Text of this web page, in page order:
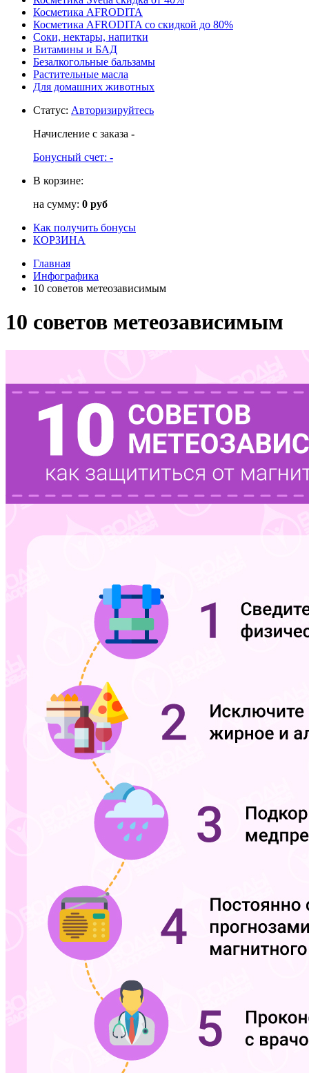
Косметика AFRODITA
Косметика AFRODITA со скидкой до 80%
Соки, нектары, напитки
Витамины и БАД
Безалкогольные бальзамы
Растительные масла
Для домашних животных
Статус: Авторизируйтесь
Начисление с заказа -
Бонусный счет: -
В корзине:
на сумму: 0 руб
Как получить бонусы
КОРЗИНА
Главная
Инфографика
10 советов метеозависимым
10 советов метеозависимым